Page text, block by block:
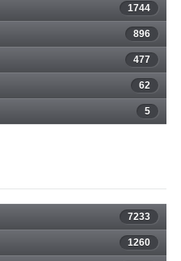
1744
896
477
62
5
7233
1260